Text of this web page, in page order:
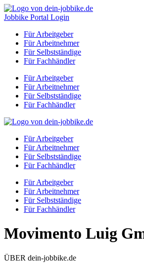
Zum
Inhalt
Jobbike Portal Login
Für Arbeitgeber
Für Arbeitnehmer
Für Selbstständige
Für Fachhändler
Für Arbeitgeber
Für Arbeitnehmer
Für Selbstständige
Für Fachhändler
Für Arbeitgeber
Für Arbeitnehmer
Für Selbstständige
Für Fachhändler
Für Arbeitgeber
Für Arbeitnehmer
Für Selbstständige
Für Fachhändler
Movimento Luig
ÜBER dein-jobbike.de